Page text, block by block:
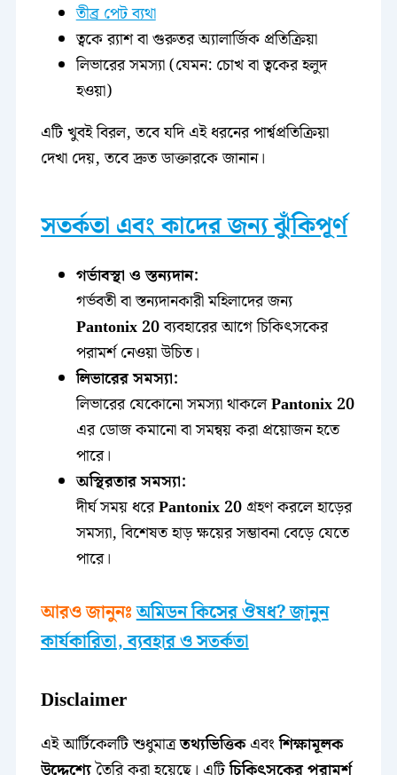
তীব্র পেট ব্যথা
ত্বকে র‍্যাশ বা গুরুতর অ্যালার্জিক প্রতিক্রিয়া
লিভারের সমস্যা (যেমন: চোখ বা ত্বকের হলুদ
হওয়া)
এটি খুবই বিরল, তবে যদি এই ধরনের পার্শ্বপ্রতিক্রিয়া
দেখা দেয়, তবে দ্রুত ডাক্তারকে জানান।
সতর্কতা এবং কাদের জন্য ঝুঁকিপূর্ণ
গর্ভাবস্থা ও স্তন্যদান:
গর্ভবতী বা স্তন্যদানকারী মহিলাদের জন্য
Pantonix 20ব্যবহারের আগে চিকিৎসকের
পরামর্শ নেওয়া উচিত।
লিভারের সমস্যা:
লিভারের যেকোনো সমস্যা থাকলেPantonix 20
এর ডোজ কমানো বা সমন্বয় করা প্রয়োজন হতে
পারে।
অস্থিরতার সমস্যা:
দীর্ঘ সময় ধরেPantonix 20গ্রহণ করলে হাড়ের
সমস্যা, বিশেষত হাড় ক্ষয়ের সম্ভাবনা বেড়ে যেতে
পারে।
আরও জানুনঃঅমিডন কিসের ঔষধ? জানুন
কার্যকারিতা, ব্যবহার ও সতর্কতা
Disclaimer
এই আর্টিকেলটি শুধুমাত্রতথ্যভিত্তিকএবংশিক্ষামূলক
উদ্দেশ্যেতৈরি করা হয়েছে। এটিচিকিৎসকের পরামর্শ